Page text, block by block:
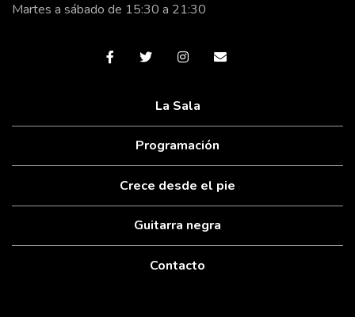
Martes a sábado de 15:30 a 21:30
La Sala
Programación
Crece desde el pie
Guitarra negra
Contacto